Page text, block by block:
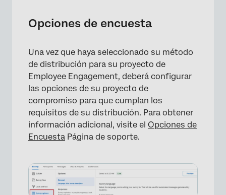
Opciones de encuesta
Una vez que haya seleccionado su método
de distribución para su proyecto de
Employee Engagement, deberá configurar
las opciones de su proyecto de
compromiso para que cumplan los
requisitos de su distribución. Para obtener
información adicional, visite el Opciones de
Encuesta Página de soporte.